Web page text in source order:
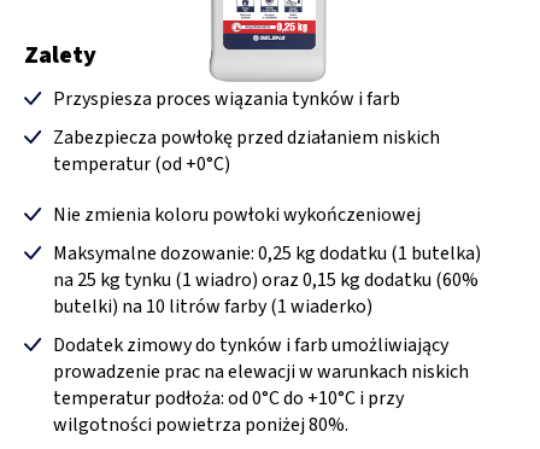
Zalety
Przyspiesza proces wiązania tynków i farb
Zabezpiecza powłokę przed działaniem niskich
temperatur (od +0°C)
Nie zmienia koloru powłoki wykończeniowej
Maksymalne dozowanie: 0,25 kg dodatku (1 butelka)
na 25 kg tynku (1 wiadro) oraz 0,15 kg dodatku (60%
butelki) na 10 litrów farby (1 wiaderko)
Dodatek zimowy do tynków i farb umożliwiający
prowadzenie prac na elewacji w warunkach niskich
temperatur podłoża: od 0°C do +10°C i przy
wilgotności powietrza poniżej 80%.